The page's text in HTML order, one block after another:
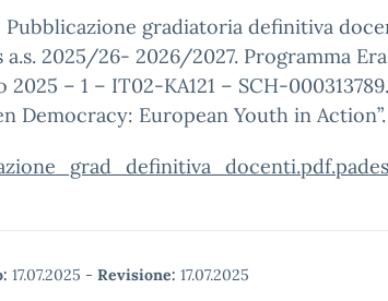
Pubblicazione gradiatoria definitiva
a.s. 2025/26- 2026/2027. Programma
2025 – 1 – IT02-KA121 – SCH-
Democracy: European Youth in Action”.
17.07.2025 - Revisione: 17.07.2025